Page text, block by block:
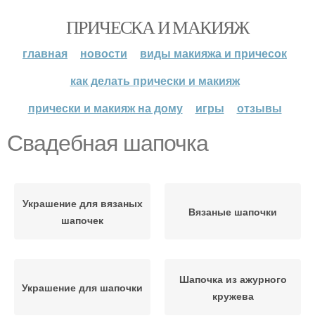
ПРИЧЕСКА И МАКИЯЖ
главная новости
виды макияжа и причесок
как делать прически и макияж
прически и макияж на дому
игры отзывы
Свадебная шапочка
Украшение для вязаных
шапочек
Вязаные шапочки
Украшение для шапочки
Шапочка из ажурного
кружева